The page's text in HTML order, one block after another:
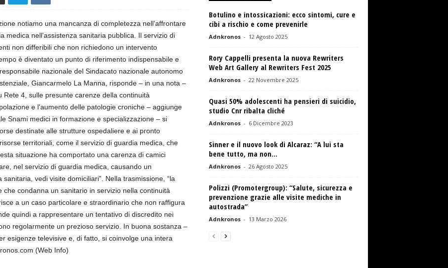
notiamo una mancanza di completezza nell'affrontare
medica nell'assistenza sanitaria pubblica. Il servizio di
non differibili che non richiedono un intervento
è diventato un punto di riferimento indispensabile e
nazionale del Sindacato nazionale autonomo
Giancarmelo La Manna, risponde – in una nota –
Rete 4, sulle presunte carenze della continuità
e l'aumento delle patologie croniche – aggiunge
Snami medici in formazione e specializzazione – si
destinate alle strutture ospedaliere e ai pronto
territoriali, come il servizio di guardia medica, che
situazione ha comportato una carenza di camici
nel servizio di guardia medica, causando un
vedi visite domiciliari”. Nella trasmissione, “la
condanna un sanitario in servizio nella continuità
a un caso particolare e straordinario che non raffigura
quindi a rappresentare un tentativo di discredito nei
regolarmente un prezioso servizio. In buona sostanza –
esigenze televisive e, di fatto, si coinvolge una intera
(Web Info)
Botulino e intossicazioni: ecco sintomi, cure e
cibi a rischio e come prevenirle
Adnkronos - 12 Agosto 2025
Rory Cappelli presenta la nuova Rewriters
Web Art Gallery al Rewriters Fest 2025
Adnkronos - 22 Novembre 2025
Quasi 50% adolescenti ha pensieri di suicidio,
studio Cnr ribalta cliché
Adnkronos - 6 Dicembre 2023
Sinner e il nuovo look di Alcaraz: “A lui sta
bene tutto, ma non...
Adnkronos - 26 Agosto 2025
Polizzi (Promotergroup): “Salute, sicurezza e
prevenzione grazie alle visite mediche in
autostrada”
Adnkronos - 13 Marzo 2026